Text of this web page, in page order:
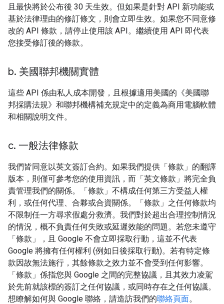
且最快將於公布後 30 天生效。但如果是針對 API 新功能或
基於法律理由的修訂條文，則會立即生效。如果您不同意修
改的 API 條款，請停止使用該 API。繼續使用 API 即代表
您接受修訂後的條款。
b. 美國聯邦機關實體
這些 API 係由私人成本開發，且根據適用美國的《美國聯
邦採購法規》和聯邦機構補充規定中的定義為商用電腦軟體
和相關說明文件。
c. 一般法律條款
我們皆同意以英文簽訂合約。如果我們提供「條款」的翻譯
版本，則僅可參考您的使用資訊，而「英文條款」將完全負
責管理我們的關係。「條款」不構成任何第三方受益人權
利，或任何代理、合夥或合資關係。「條款」之任何條款均
不限制任一方尋求假處分救濟。我們對於超出合理控制情況
的情況，概不負責任何失敗或延遲效能的問題。若您未遵守
「條款」，且 Google 不會立即採取行動，這並不代表
Google 將擁有任何權利 (例如日後採取行動)。若有特定條
款因故無法施行，其餘條款之效力並不會受到任何影響。
「條款」係指您與 Google 之間的完整協議，且其效力凌駕
於先前就該標的簽訂之任何協議，或同時存在之任何協議。
想瞭解如何與 Google 聯絡，請造訪我們的聯絡頁面。